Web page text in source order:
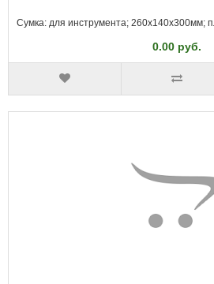
Сумка: для инструмента; 260x140x300мм;
0.00 руб.